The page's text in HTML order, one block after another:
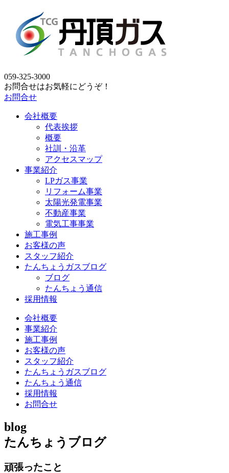
059-325-3000
お問合せはお気軽にどうぞ！
お問合せ
会社概要
代表挨拶
概要
社訓・沿革
アクセスマップ
事業紹介
LPガス事業
リフォーム事業
太陽光発電事業
不動産事業
電気工事事業
施工事例
お客様の声
スタッフ紹介
たんちょうガスブログ
ブログ
たんちょう通信
採用情報
会社概要
事業紹介
施工事例
お客様の声
スタッフ紹介
たんちょうガスブログ
たんちょう通信
採用情報
お問合せ
blog
たんちょうブログ
頑張ったこと